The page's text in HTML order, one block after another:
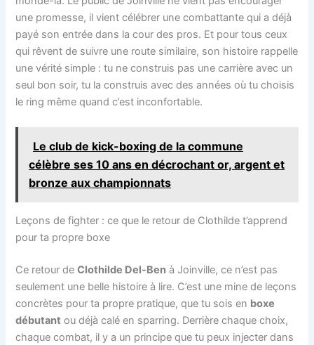
une promesse, il vient célébrer une combattante qui a déjà
payé son entrée dans la cour des pros. Et pour tous ceux
qui rêvent de suivre une route similaire, son histoire rappelle
une vérité simple : tu ne construis pas une carrière avec un
seul bon soir, tu la construis avec des années où tu choisis
le ring même quand c’est inconfortable.
Le club de kick-boxing de la commune
célèbre ses 10 ans en décrochant or, argent et
bronze aux championnats
Leçons de fighter : ce que le retour de Clothilde t’apprend
pour ta propre boxe
Ce retour deClothilde Del-Ben à Joinville, ce n’est pas
seulement une belle histoire à lire. C’est une mine de leçons
concrètes pour ta propre pratique, que tu sois en boxe
débutant ou déjà calé en sparring. Derrière chaque choix,
chaque combat, il y a un principe que tu peux injecter dans